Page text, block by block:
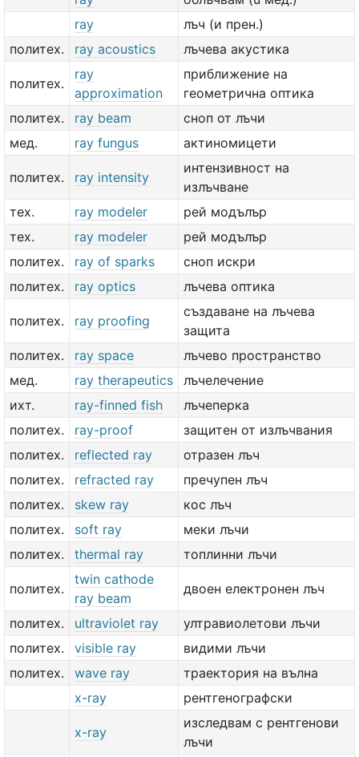
ray
лъч (и прен.)
политех.
ray acoustics лъчева акустика
политех.
ray
approximation
приближение на
геометрична оптика
политех.
ray beam
сноп от лъчи
мед.
ray fungus актиномицети
политех. ray intensity
интензивност на
излъчване
тех.
ray modeler
рей модълър
тех.
ray modeler
рей модълър
политех.
ray of sparks
сноп искри
политех.
ray optics лъчева оптика
политех. ray proofing
създаване на лъчева
защита
политех.
ray space
лъчево пространство
мед.
ray therapeutics
лъчелечение
ихт.
ray-finned fish
лъчеперка
политех.
ray-proof
защитен от излъчвания
политех.
reflected ray
отразен лъч
политех.
refracted ray
пречупен лъч
политех.
skew ray
кос лъч
политех.
soft ray
меки лъчи
политех.
thermal ray топлинни лъчи
политех.
twin cathode
ray beam
двоен електронен лъч
политех. ultraviolet ray
ултравиолетови лъчи
политех.
visible ray
видими лъчи
политех.
wave ray
траектория на вълна
x-ray
рентгенографски
x-ray
изследвам с рентгенови
лъчи